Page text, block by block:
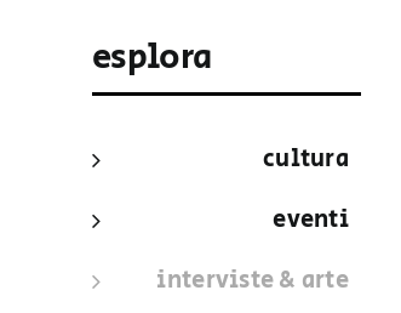
esplora
cultura
eventi
interviste & arte